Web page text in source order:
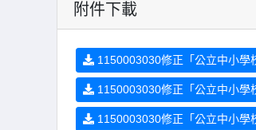
附件下載
1150003030修正「公立中小學
1150003030修正「公立中小學
1150003030修正「公立中小學